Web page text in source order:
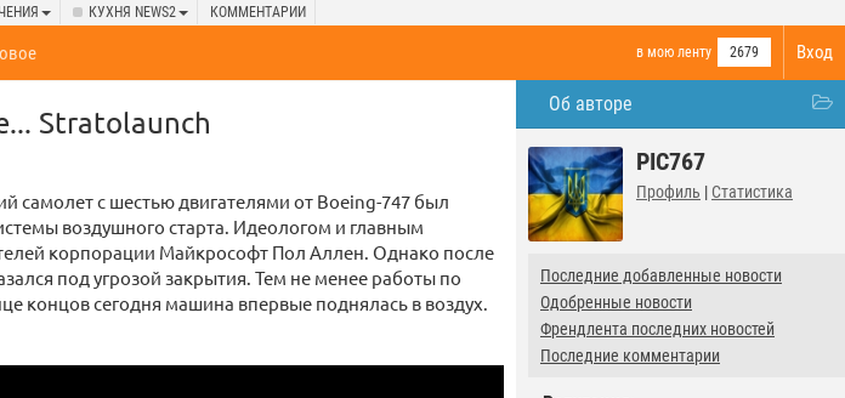
КУХНЯ NEWS2 КОММЕНТАРИИ
Вход
в мою ленту 2679
Об авторе
PIC767
Профиль | Статистика
Последние добавленные новости
Одобренные новости
Френдлента последних новостей
Последние комментарии
Stratolaunch
самолет с шестью двигателями от Boeing-747 был
воздушного старта. Идеологом и главным
корпорации Майкрософт Пол Аллен. Однако после
под угрозой закрытия. Тем не менее работы по
концов сегодня машина впервые поднялась в воздух.